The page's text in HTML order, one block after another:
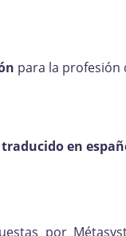
para la profesión
traducido en
por